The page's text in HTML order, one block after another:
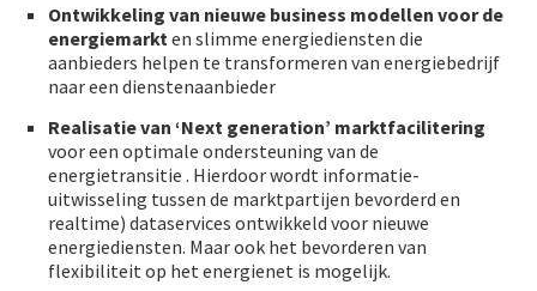
Ontwikkeling van nieuwe business modellen voor de
energiemarkt en slimme energiediensten die
aanbieders helpen te transformeren van energiebedrijf
naar een dienstenaanbieder
Realisatie van ‘Next generation’ marktfacilitering
voor een optimale ondersteuning van de
energietransitie . Hierdoor wordt informatie-
uitwisseling tussen de marktpartijen bevorderd en
realtime) dataservices ontwikkeld voor nieuwe
energiediensten. Maar ook het bevorderen van
flexibiliteit op het energienet is mogelijk.